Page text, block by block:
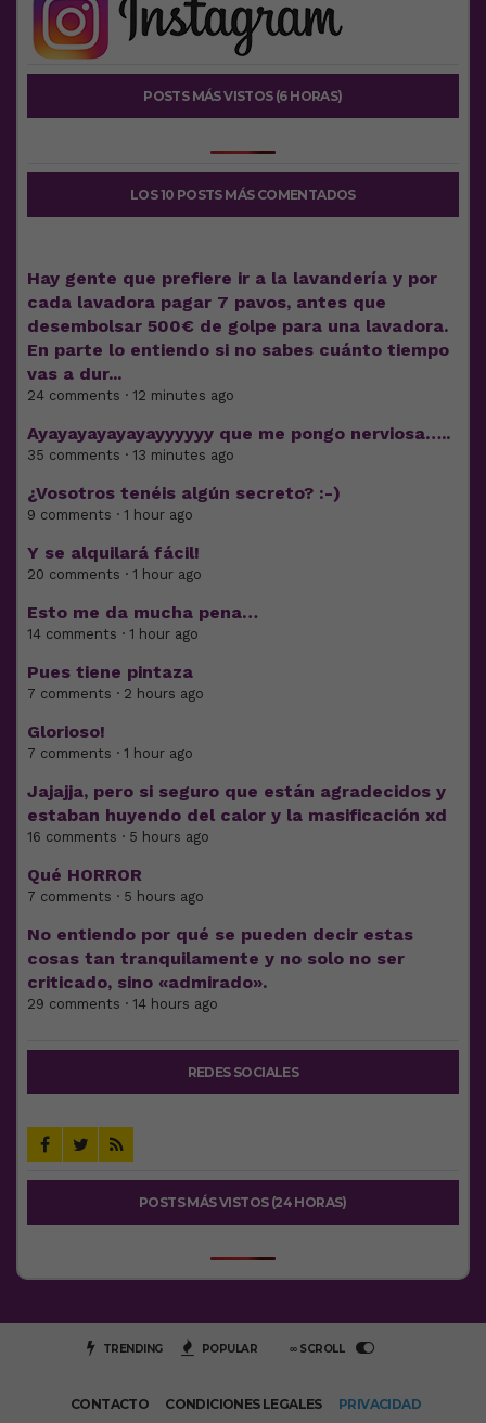
POSTS MÁS VISTOS (6 HORAS)
LOS 10 POSTS MÁS COMENTADOS
Hay gente que prefiere ir a la lavandería y por
cada lavadora pagar 7 pavos, antes que
desembolsar 500€ de golpe para una lavadora.
En parte lo entiendo si no sabes cuánto tiempo
vas a dur...
24 comments · 12 minutes ago
Ayayayayayayayyyyyy que me pongo nerviosa…..
35 comments · 13 minutes ago
¿Vosotros tenéis algún secreto? :-)
9 comments · 1 hour ago
Y se alquilará fácil!
20 comments · 1 hour ago
Esto me da mucha pena…
14 comments · 1 hour ago
Pues tiene pintaza
7 comments · 2 hours ago
Glorioso!
7 comments · 1 hour ago
Jajajja, pero si seguro que están agradecidos y
estaban huyendo del calor y la masificación xd
16 comments · 5 hours ago
Qué HORROR
7 comments · 5 hours ago
No entiendo por qué se pueden decir estas
cosas tan tranquilamente y no solo no ser
criticado, sino «admirado».
29 comments · 14 hours ago
REDES SOCIALES
POSTS MÁS VISTOS (24 HORAS)
TRENDING POPULAR ∞ SCROLL
CONTACTO CONDICIONES LEGALES PRIVACIDAD